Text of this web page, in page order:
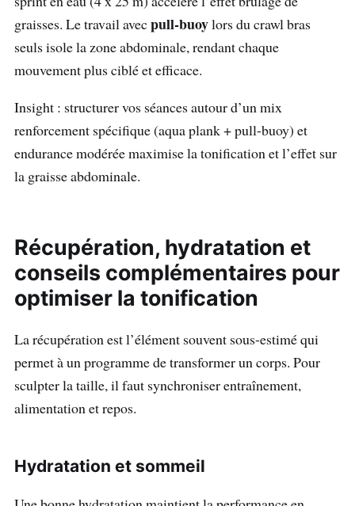
graisses. Le travail avecpull-buoylors du crawl bras
seuls isole la zone abdominale, rendant chaque
mouvement plus ciblé et efficace.
Insight : structurer vos séances autour d’un mix
renforcement spécifique (aqua plank + pull-buoy) et
endurance modérée maximise la tonification et l’effet sur
la graisse abdominale.
Récupération, hydratation et
conseils complémentaires pour
optimiser la tonification
La récupération est l’élément souvent sous-estimé qui
permet à un programme de transformer un corps. Pour
sculpter la taille, il faut synchroniser entraînement,
alimentation et repos.
Hydratation et sommeil